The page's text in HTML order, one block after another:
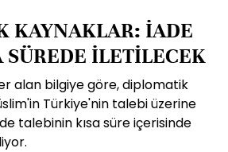
KAYNAKLAR: İADE
SÜREDE İLETİLECEK
alan bilgiye göre, diplomatik
Türkiye'nin talebi üzerine
talebinin kısa süre içerisinde